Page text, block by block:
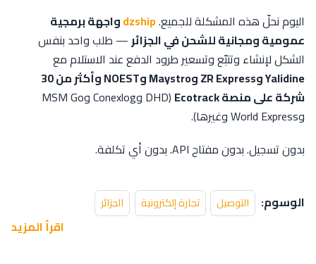
اليوم نحلّ هذه المشكلة للجميع.dzshipواجهة برمجية
عمومية ومجانية للشحن في الجزائر— طلب واحد بنفس
الشكل لإنشاء وتتبّع وتسعير طرود الدفع عند الاستلام مع
Yalidine وZR Express وMaystro وNOEST وأكثر من 30
شركة على منصة Ecotrack
(DHD وConexlog وMSM Go
وWorld Express وغيرها).
بدون تسجيل. بدون مفتاح API. بدون أي تكلفة.
الوسوم: التوصيل تجارة إلكترونية الجزائر
اقرأ المزيد